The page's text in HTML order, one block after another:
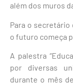
além dos muros
Para o secretário
o futuro começa
A palestra
por diversas
durante o mês